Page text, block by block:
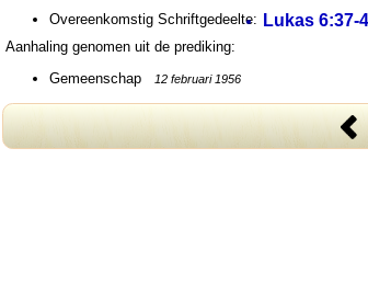
Overeenkomstig Schriftgedeelte: Lukas 6:37-
Aanhaling genomen uit de prediking:
Gemeenschap
12 februari 1956